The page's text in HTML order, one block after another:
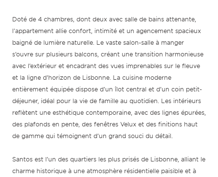
Doté de 4 chambres, dont deux avec salle de bains attenante,
l'appartement allie confort, intimité et un agencement spacieux
baigné de lumière naturelle. Le vaste salon-salle à manger
s’ouvre sur plusieurs balcons, créant une transition harmonieuse
avec l’extérieur et encadrant des vues imprenables sur le fleuve
et la ligne d’horizon de Lisbonne. La cuisine moderne
entièrement équipée dispose d’un îlot central et d’un coin petit-
déjeuner, idéal pour la vie de famille au quotidien. Les intérieurs
reflètent une esthétique contemporaine, avec des lignes épurées,
des plafonds en pente, des fenêtres Velux et des finitions haut
de gamme qui témoignent d’un grand souci du détail.
Santos est l’un des quartiers les plus prisés de Lisbonne, alliant le
charme historique à une atmosphère résidentielle paisible et à